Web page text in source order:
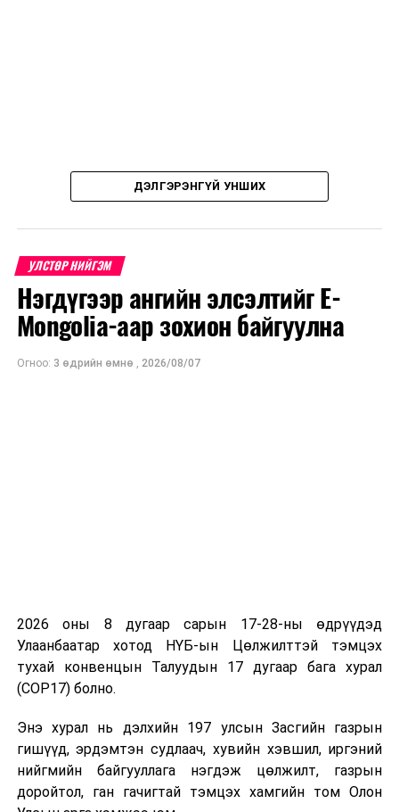
ДЭЛГЭРЭНГҮЙ УНШИХ
УЛСТӨР НИЙГЭМ
Нэгдүгээр ангийн элсэлтийг E-
Mongolia-аар зохион байгуулна
Огноо: 3 өдрийн өмнө , 2026/08/07
2026 оны 8 дугаар сарын 17-28-ны өдрүүдэд
Улаанбаатар хотод НҮБ-ын Цөлжилттэй тэмцэх
тухай конвенцын Талуудын 17 дугаар бага хурал
(COP17) болно.
Энэ хурал нь дэлхийн 197 улсын Засгийн газрын
гишүүд, эрдэмтэн судлаач, хувийн хэвшил, иргэний
нийгмийн байгууллага нэгдэж цөлжилт, газрын
доройтол, ган гачигтай тэмцэх хамгийн том Олон